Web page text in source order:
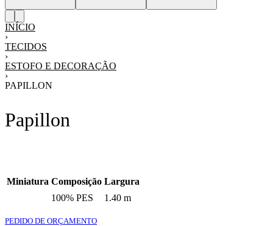
INÍCIO
›
TECIDOS
›
ESTOFO E DECORAÇÃO
›
PAPILLON
Papillon
Miniatura Composição Largura
100% PES
1.40 m
PEDIDO DE ORÇAMENTO